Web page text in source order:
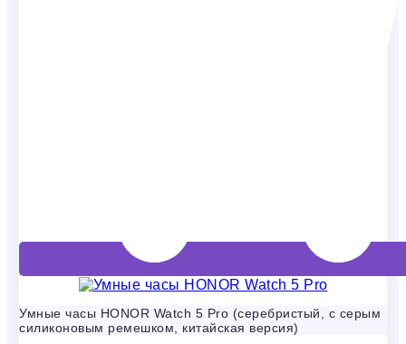
Умные часы HONOR Watch 5 Pro (серебристый, с серым
силиконовым ремешком, китайская версия)